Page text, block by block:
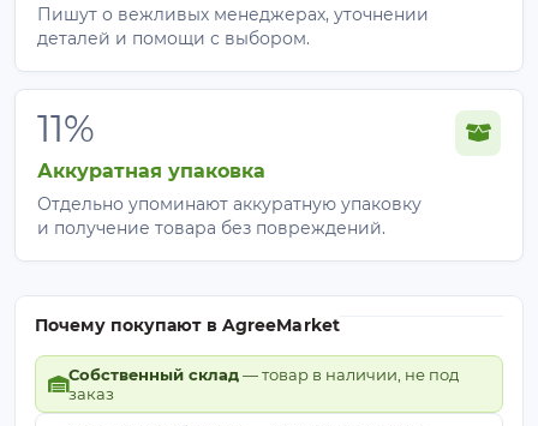
Пишут о вежливых менеджерах, уточнении
деталей и помощи с выбором.
11%
Аккуратная упаковка
Отдельно упоминают аккуратную упаковку
и получение товара без повреждений.
Почему покупают в AgreeMarket
Собственный склад— товар в наличии, не под
заказ